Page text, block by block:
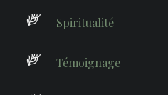
Spiritualité
Témoignage